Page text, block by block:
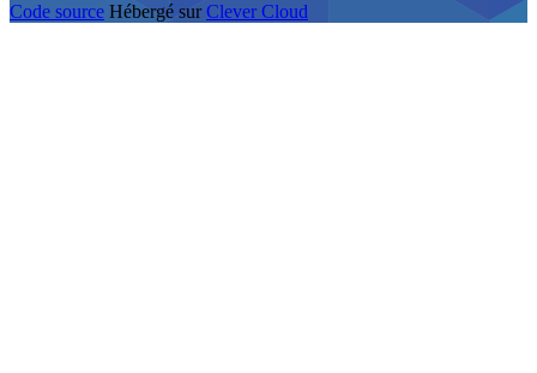
Code source Hébergé surClever Cloud